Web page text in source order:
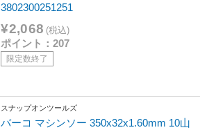
3802300251251
¥2,068 (税込)
ポイント：207
限定数終了
スナップオンツールズ
バーコ マシンソー 350x32x1.60mm 10山